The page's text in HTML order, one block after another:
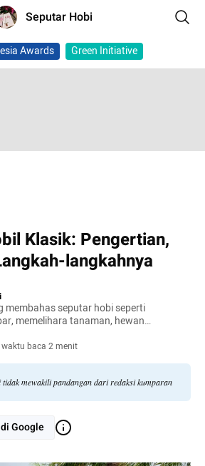
Seputar Hobi
Awards Green Initiative
Klasik: Pengertian,
langkahnya
membahas seputar hobi seperti
memelihara tanaman, hewan
waktu baca 2 menit
mewakili pandangan dari redaksi kumparan
Google